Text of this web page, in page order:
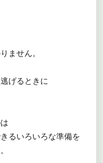
ません。
げるときに
るいろいろな準備を